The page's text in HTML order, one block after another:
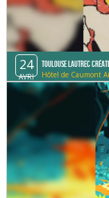
24
AVRI
Toulouse Lautrec
Hôtel de Caumont